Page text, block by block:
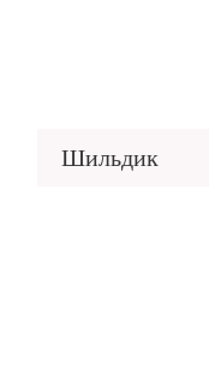
Шильдик